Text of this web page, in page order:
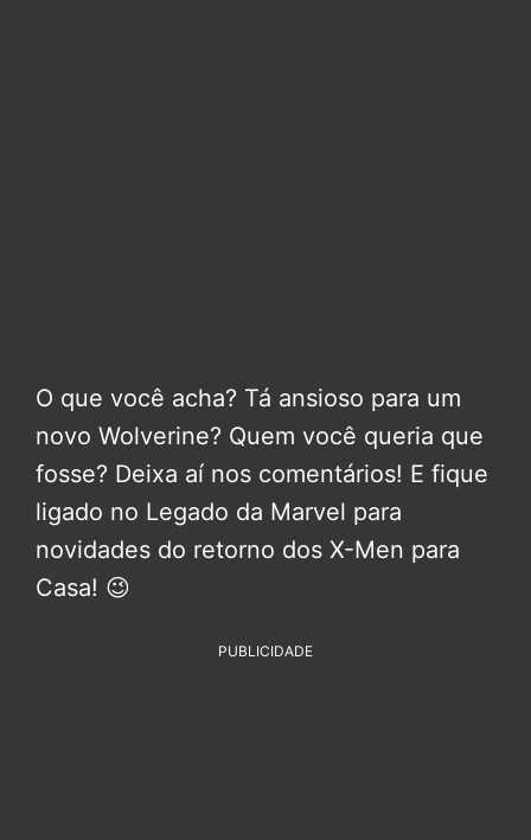
O que você acha? Tá ansioso para um
novo Wolverine? Quem você queria que
fosse? Deixa aí nos comentários! E fique
ligado no Legado da Marvel para
novidades do retorno dos X-Men para
Casa! 😉
PUBLICIDADE